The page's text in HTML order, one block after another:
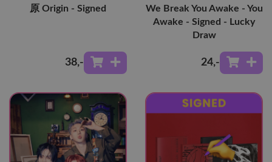
原 Origin - Signed
38,-
We Break You Awake - You
Awake - Signed - Lucky
Draw
24,-